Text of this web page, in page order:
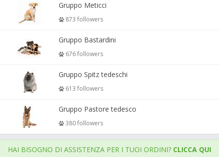
Gruppo Meticci
873 followers
Gruppo Bastardini
676 followers
Gruppo Spitz tedeschi
613 followers
Gruppo Pastore tedesco
380 followers
HAI BISOGNO DI ASSISTENZA PER I TUOI ORDINI? CLICCA QUI